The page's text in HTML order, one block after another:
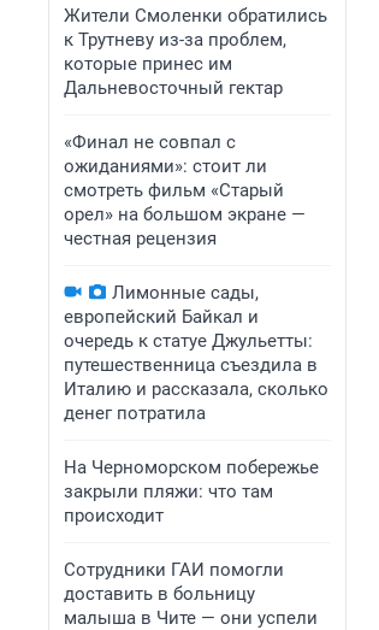
Жители Смоленки обратились
к Трутневу из-за проблем,
которые принес им
Дальневосточный гектар
«Финал не совпал с
ожиданиями»: стоит ли
смотреть фильм «Старый
орел» на большом экране —
честная рецензия
Лимонные сады,
европейский Байкал и
очередь к статуе Джульетты:
путешественница съездила в
Италию и рассказала, сколько
денег потратила
На Черноморском побережье
закрыли пляжи: что там
происходит
Сотрудники ГАИ помогли
доставить в больницу
малыша в Чите — они успели